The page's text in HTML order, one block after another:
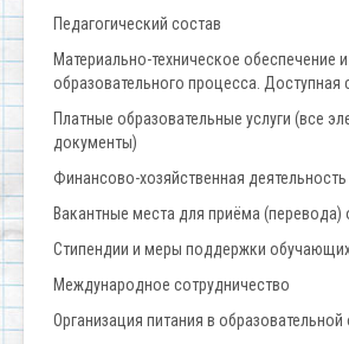
Педагогический состав
Материально-техническое обеспечение
образовательного процесса. Доступная
Платные образовательные услуги (все
документы)
Финансово-хозяйственная деятельность
Вакантные места для приёма
Стипендии и меры поддержки
Международное сотрудничество
Организация питания в образовательной